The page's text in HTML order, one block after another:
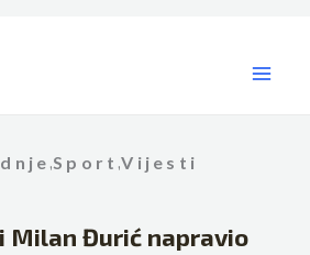
,Sport ,Vijesti
Milan Đurić napravio